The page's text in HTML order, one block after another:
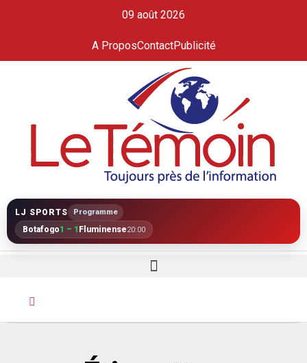
09 août 2026
A ProposContactPublicité
LJ SPORTS Programme
Botafogo1 – 1 Fluminense20:00